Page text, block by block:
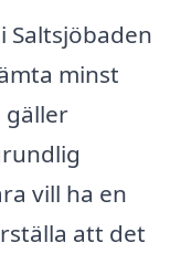
minst
gäller
vill ha en
att det